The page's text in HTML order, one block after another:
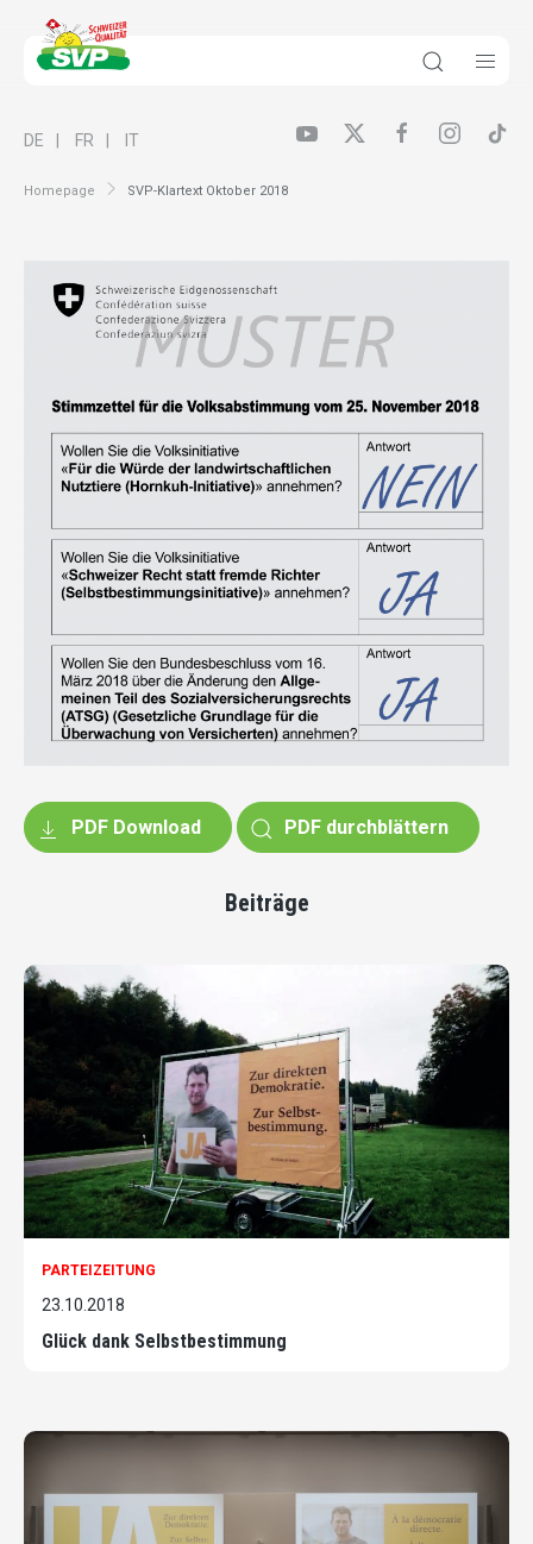
Homepage SVP-Klartext Oktober 2018
DE FR IT
PDF Download PDF durchblättern
Beiträge
PARTEIZEITUNG
23.10.2018
Glück dank Selbstbestimmung